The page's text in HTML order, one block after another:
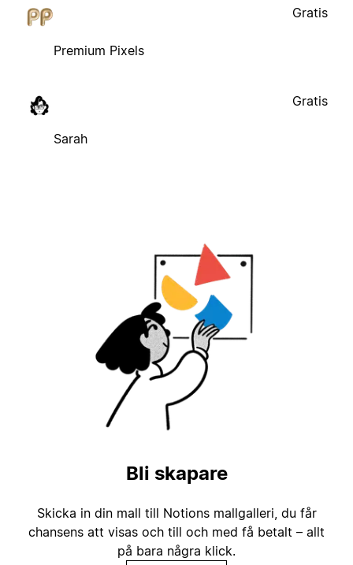
Premium Pixels
Gratis
Sarah
Gratis
Bli skapare
Skicka in din mall till Notions mallgalleri, du får
chansens att visas och till och med få betalt – allt
på bara några klick.